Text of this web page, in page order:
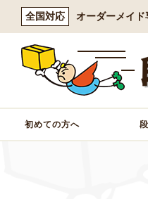
全国対応 オーダーメイ
初めての方へ